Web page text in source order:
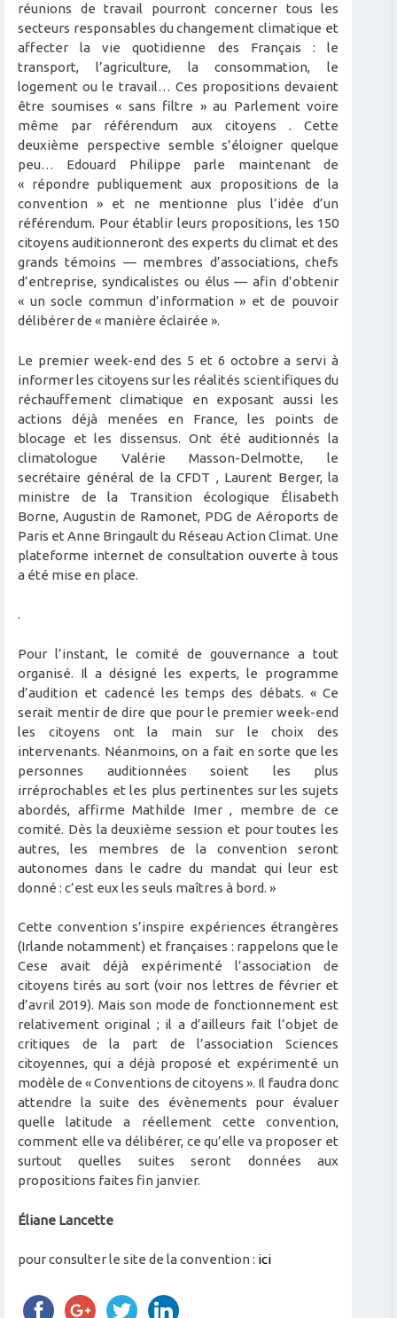
réunions de travail pourront concerner tous les
secteurs responsables du changement climatique et
affecter la vie quotidienne des Français : le
transport, l’agriculture, la consommation, le
logement ou le travail… Ces propositions devaient
être soumises « sans filtre » au Parlement voire
même par référendum aux citoyens . Cette
deuxième perspective semble s’éloigner quelque
peu… Edouard Philippe parle maintenant de
« répondre publiquement aux propositions de la
convention » et ne mentionne plus l’idée d’un
référendum. Pour établir leurs propositions, les 150
citoyens auditionneront des experts du climat et des
grands témoins — membres d’associations, chefs
d’entreprise, syndicalistes ou élus — afin d’obtenir
« un socle commun d’information » et de pouvoir
délibérer de « manière éclairée ».
Le premier week-end des 5 et 6 octobre a servi à
informer les citoyens sur les réalités scientifiques du
réchauffement climatique en exposant aussi les
actions déjà menées en France, les points de
blocage et les dissensus. Ont été auditionnés la
climatologue Valérie Masson-Delmotte, le
secrétaire général de la CFDT , Laurent Berger, la
ministre de la Transition écologique Élisabeth
Borne, Augustin de Ramonet, PDG de Aéroports de
Paris et Anne Bringault du Réseau Action Climat. Une
plateforme internet de consultation ouverte à tous
a été mise en place.
.
Pour l’instant, le comité de gouvernance a tout
organisé. Il a désigné les experts, le programme
d’audition et cadencé les temps des débats. « Ce
serait mentir de dire que pour le premier week-end
les citoyens ont la main sur le choix des
intervenants. Néanmoins, on a fait en sorte que les
personnes auditionnées soient les plus
irréprochables et les plus pertinentes sur les sujets
abordés, affirme Mathilde Imer , membre de ce
comité. Dès la deuxième session et pour toutes les
autres, les membres de la convention seront
autonomes dans le cadre du mandat qui leur est
donné : c’est eux les seuls maîtres à bord. »
Cette convention s’inspire expériences étrangères
(Irlande notamment) et françaises : rappelons que le
Cese avait déjà expérimenté l’association de
citoyens tirés au sort (voir nos lettres de février et
d’avril 2019). Mais son mode de fonctionnement est
relativement original ; il a d’ailleurs fait l’objet de
critiques de la part de l’association Sciences
citoyennes, qui a déjà proposé et expérimenté un
modèle de « Conventions de citoyens ». Il faudra donc
attendre la suite des évènements pour évaluer
quelle latitude a réellement cette convention,
comment elle va délibérer, ce qu’elle va proposer et
surtout quelles suites seront données aux
propositions faites fin janvier.
Éliane Lancette
pour consulter le site de la convention : ici